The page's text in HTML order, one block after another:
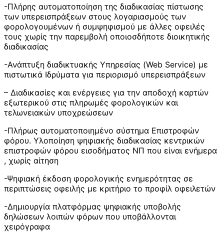
-Πλήρης αυτοματοποίηση της διαδικασίας πίστωσης
των υπερεισπράξεων στους λογαριασμούς των
φορολογουμένων ή συμψηφισμού με άλλες οφειλές
τους χωρίς την παρεμβολή οποιοσδήποτε διοικητικής
διαδικασίας
-Ανάπτυξη διαδικτυακής Υπηρεσίας (Web Service) με
πιστωτικά Ιδρύματα για περιορισμό υπερεισπράξεων
– Διαδικασίες και ενέργειες για την αποδοχή καρτών
εξωτερικού στις πληρωμές φορολογικών και
τελωνειακών υποχρεώσεων
-Πλήρως αυτοματοποιημένο σύστημα Επιστροφών
φόρου. Υλοποίηση ψηφιακής διαδικασίας κεντρικών
επιστροφών φόρου εισοδήματος ΝΠ που είναι ενήμερα
, χωρίς αίτηση
-Ψηφιακή έκδοση φορολογικής ενημερότητας σε
περιπτώσεις οφειλής με κριτήριο το προφίλ οφειλετών
-Δημιουργία πλατφόρμας ψηφιακής υποβολής
δηλώσεων λοιπών φόρων που υποβάλλονται
χειρόγραφα